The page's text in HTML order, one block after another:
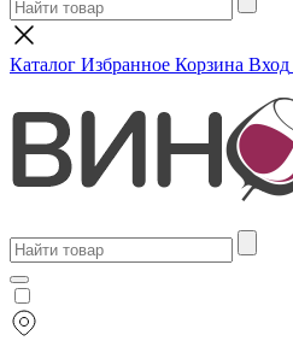
Каталог Избранное Корзина Вход